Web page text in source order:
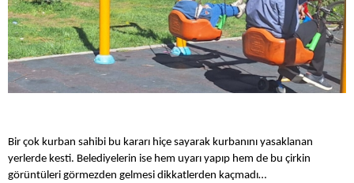
Bir çok kurban sahibi bu kararı hiçe sayarak kurbanını yasaklanan
yerlerde kesti. Belediyelerin ise hem uyarı yapıp hem de bu çirkin
görüntüleri görmezden gelmesi dikkatlerden kaçmadı…